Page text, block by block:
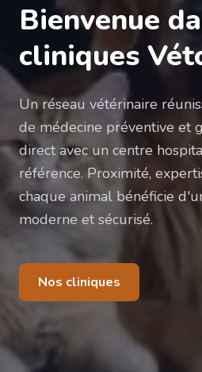
Bienvenue
cliniques
Un réseau vétérinaire
de médecine préventive et
direct avec un centre
référence. Proximité,
chaque animal bénéficie
moderne et sécurisé.
Nos cliniques